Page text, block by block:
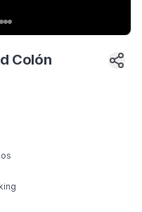
Colón